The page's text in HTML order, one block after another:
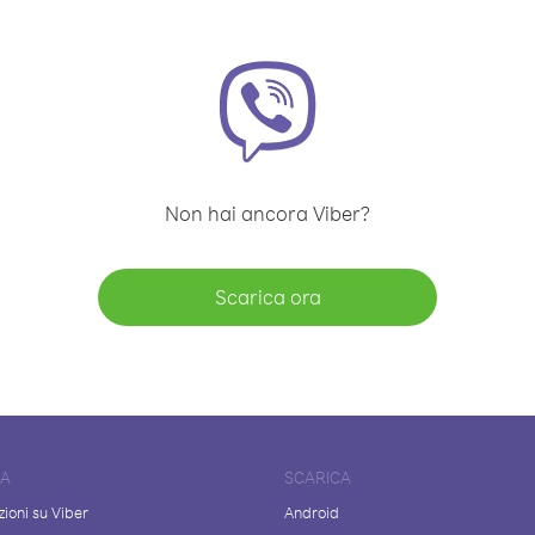
Non hai ancora Viber?
Scarica ora
su Viber
SCARICA
Android